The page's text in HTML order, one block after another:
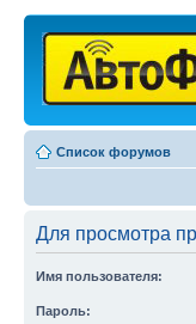
Список форумов
Для просмотра
Имя пользователя:
Пароль: